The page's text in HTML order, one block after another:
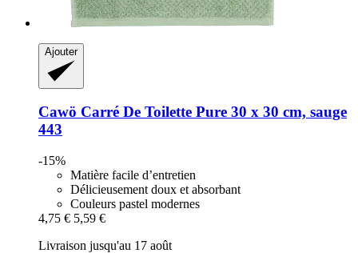
Ajouter
Cawö Carré De Toilette Pure 30 x 30 cm, sauge
443
-15%
Matière facile d’entretien
Délicieusement doux et absorbant
Couleurs pastel modernes
4,75 € 5,59 €
Livraison jusqu'au 17 août